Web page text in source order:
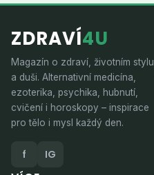
ZDRAVÍ4U
Magazín o zdraví, životním stylu
a duši. Alternativní medicína,
ezoterika, psychika, hubnutí,
cvičení i horoskopy – inspirace
pro tělo i mysl každý den.
f IG